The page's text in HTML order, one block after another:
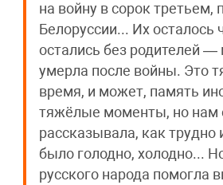
на войну в сорок третьем,
Белоруссии... Их осталось
остались без родителей
умерла после войны. Это
время, и может, память
тяжёлые моменты, но нам
рассказывала, как
было голодно, холодно...
русского народа помогла